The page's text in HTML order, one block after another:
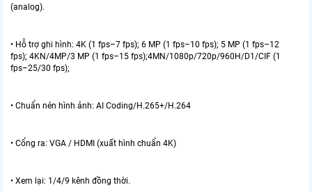
(analog).
• Hỗ trợ ghi hình: 4K (1 fps–7 fps); 6 MP (1 fps–10 fps); 5 MP (1 fps–12
fps); 4KN/4MP/3 MP (1 fps–15 fps);4MN/1080p/720p/960H/D1/CIF (1
fps–25/30 fps);
• Chuẩn nén hình ảnh: AI Coding/H.265+/H.264
• Cổng ra: VGA / HDMI (xuất hình chuẩn 4K)
• Xem lại: 1/4/9 kênh đồng thời.